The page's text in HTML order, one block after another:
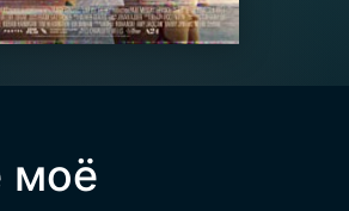
моё